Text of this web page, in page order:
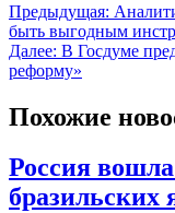
Предыдущая:
быть выгодным
Далее: В Госдуме
реформу»
Похожие
Россия
бразильских